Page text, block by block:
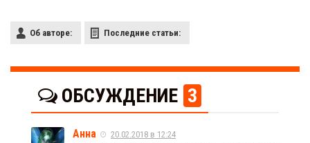
Об авторе: Последние статьи:
ОБСУЖДЕНИЕ 3
Анна
20.02.2018 в 12:24